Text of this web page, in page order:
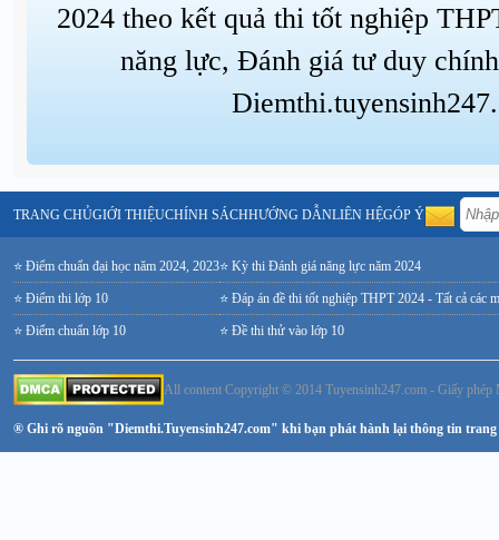
2024 theo kết quả thi tốt nghiệp
năng lực, Đánh giá tư duy
TRANG CHỦGIỚI THIỆUCHÍNH SÁCHHƯỚNG DẪNLIÊN HỆGÓP Ý
⭐ Điểm chuẩn đại học năm 2024, 2023
⭐ Điểm thi lớp 10
⭐ Điểm chuẩn lớp 10
⭐ Kỳ thi Đánh giá năng lực năm 2024
⭐ Đáp án đề thi tốt nghiệp THPT 2024 - Tất cả các
⭐ Đề thi thử vào lớp 10
All content Copyright © 2014 Tuyensinh247.com - Giấy
® Ghi rõ nguồn "Diemthi.Tuyensinh247.com" khi bạn phát hành lại thông tin trang